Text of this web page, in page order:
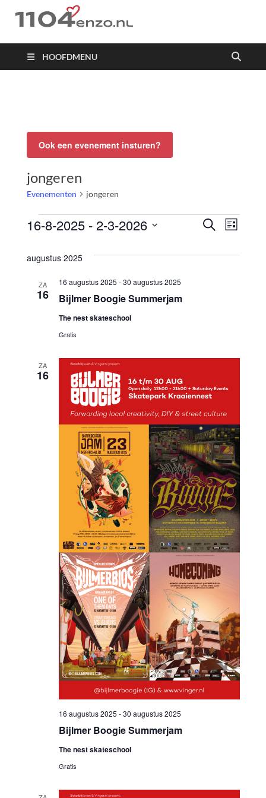
1104 en zo
HOOFDMENU
Ook een evenement insturen?
jongeren
Evenementen jongeren
ZOEKEN
LIJST
16-8-2025 - 2-3-2026
een
augustus 2025
ZA
16 Bijlmer Boogie Summerjam
16 augustus 2025 -30 augustus 2025
The nest skateschool
Gratis
ZA
16
Bijlmer Boogie Summerjam
16 augustus 2025 -30 augustus 2025
The nest skateschool
Gratis